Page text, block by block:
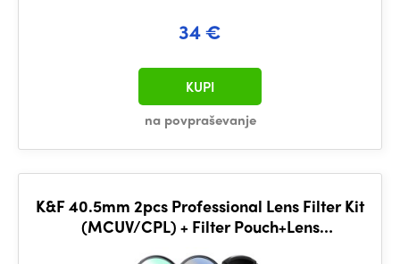
34 €
na povpraševanje
KUPI
K&F 40.5mm 2pcs Professional Lens Filter Kit
(MCUV/CPL) + Filter Pouch+Lens